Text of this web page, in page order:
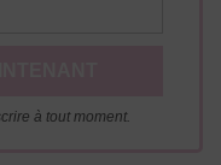
à tout moment.